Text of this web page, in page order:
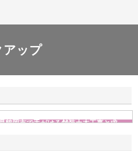
アップ
鶴岡市で手がける舗装土木工事と求